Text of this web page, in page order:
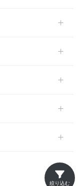
絞り込む